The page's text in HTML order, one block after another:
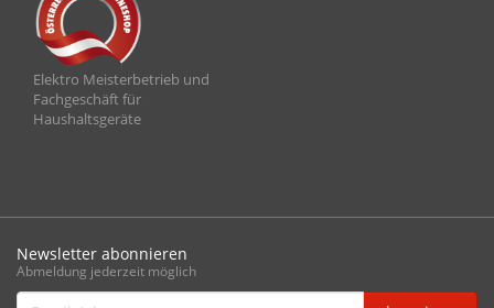
Elektro Meisterbetrieb und
Fachgeschäft für
Haushaltsgeräte
Newsletter abonnieren
Abmeldung jederzeit möglich
Email-